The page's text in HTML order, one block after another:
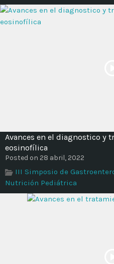
Avances en el diagnostico y
eosinofílica
Posted on 28 abril, 2022
III Simposio de
Nutrición Pediátrica